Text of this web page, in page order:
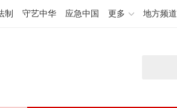
制 守艺中华 应急中国 更多 地方频道